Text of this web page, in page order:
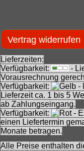
Vertrag widerrufen
Lieferzeiten:
Verfügbarkeit:
-
Vorausrechnung
Verfügbarkeit:
-
Lieferzeit ca. 1 bis 5
ab Zahlungseingang.
Verfügbarkeit:
-
einen Liefertermin
Monate betragen.
Alle Preise enthalten